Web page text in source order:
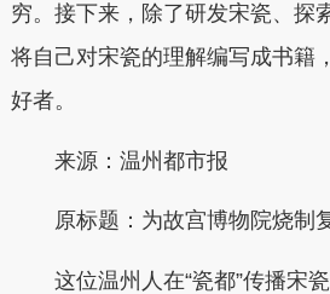
穷。接下来，除了研发宋瓷、探
将自己对宋瓷的理解编写成书籍
好者。
来源：温州都市报
原标题：为故宫博物院烧制
这位温州人在“瓷都”传播宋